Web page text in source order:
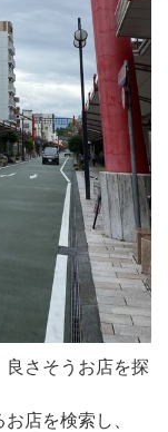
さそうお店を探
店を検索し、